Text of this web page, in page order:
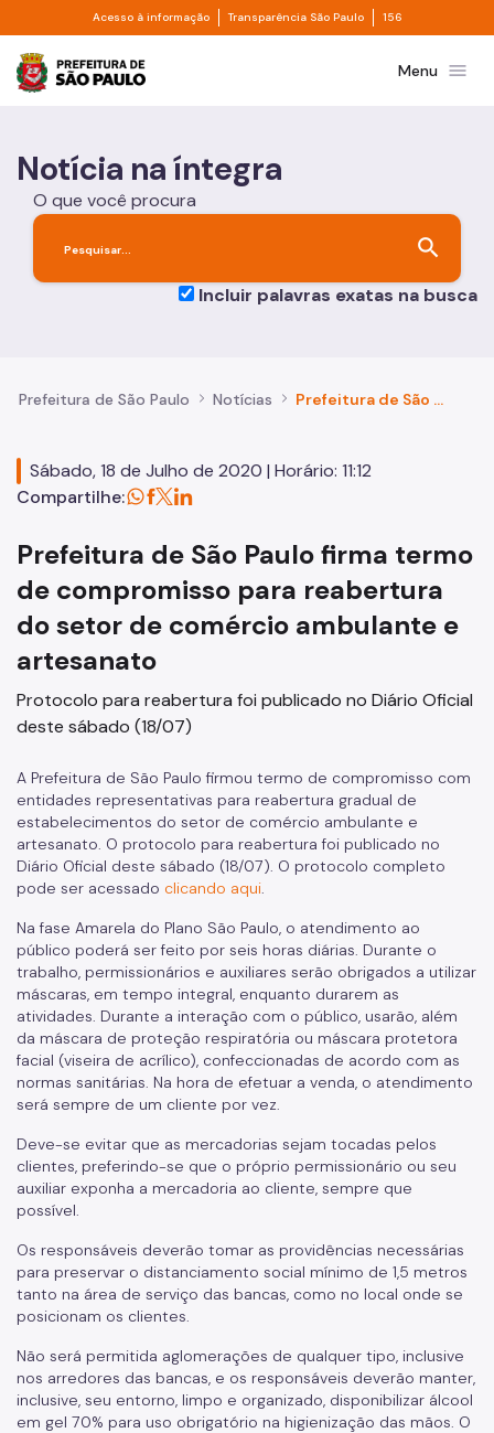
Pular para o Conteúdo principal
Acesso à informação Divisor de acesso à informação
Transparência São Paulo Divisor de
156
Prefeitura de São PauloMenu menu
Notícia na íntegra
O que você procura
search
Incluir palavras exatas na busca
Prefeitura de São Paulo Notícias Prefeitura de São Paulo firma termo de compromisso para reabertura do setor de comércio ambulante e artesanato
Sábado, 18 de Julho de 2020 | Horário: 11:12
Compartilhe:
Prefeitura de São Paulo firma termo
de compromisso para reabertura
do setor de comércio ambulante e
artesanato
Protocolo para reabertura foi publicado no Diário Oficial
deste sábado (18/07)
A Prefeitura de São Paulo firmou termo de compromisso com
entidades representativas para reabertura gradual de
estabelecimentos do setor de comércio ambulante e
artesanato. O protocolo para reabertura foi publicado no
Diário Oficial deste sábado (18/07). O protocolo completo
pode ser acessado clicando aqui.
Na fase Amarela do Plano São Paulo, o atendimento ao
público poderá ser feito por seis horas diárias. Durante o
trabalho, permissionários e auxiliares serão obrigados a utilizar
máscaras, em tempo integral, enquanto durarem as
atividades. Durante a interação com o público, usarão, além
da máscara de proteção respiratória ou máscara protetora
facial (viseira de acrílico), confeccionadas de acordo com as
normas sanitárias. Na hora de efetuar a venda, o atendimento
será sempre de um cliente por vez.
Deve-se evitar que as mercadorias sejam tocadas pelos
clientes, preferindo-se que o próprio permissionário ou seu
auxiliar exponha a mercadoria ao cliente, sempre que
possível.
Os responsáveis deverão tomar as providências necessárias
para preservar o distanciamento social mínimo de 1,5 metros
tanto na área de serviço das bancas, como no local onde se
posicionam os clientes.
Não será permitida aglomerações de qualquer tipo, inclusive
nos arredores das bancas, e os responsáveis deverão manter,
inclusive, seu entorno, limpo e organizado, disponibilizar álcool
em gel 70% para uso obrigatório na higienização das mãos. O